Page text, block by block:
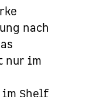
nach
nur im